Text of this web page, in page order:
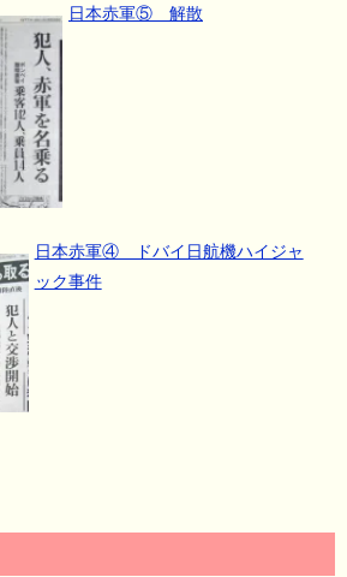
日本赤軍⑤ 解散
日本赤軍④ ドバイ日航機ハイジャ
ック事件